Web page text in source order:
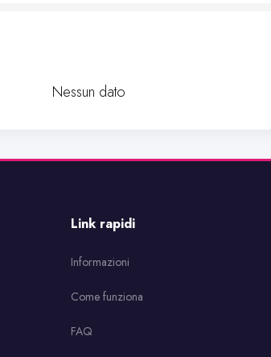
Nessun dato
Link rapidi
Informazioni
Come funziona
FAQ